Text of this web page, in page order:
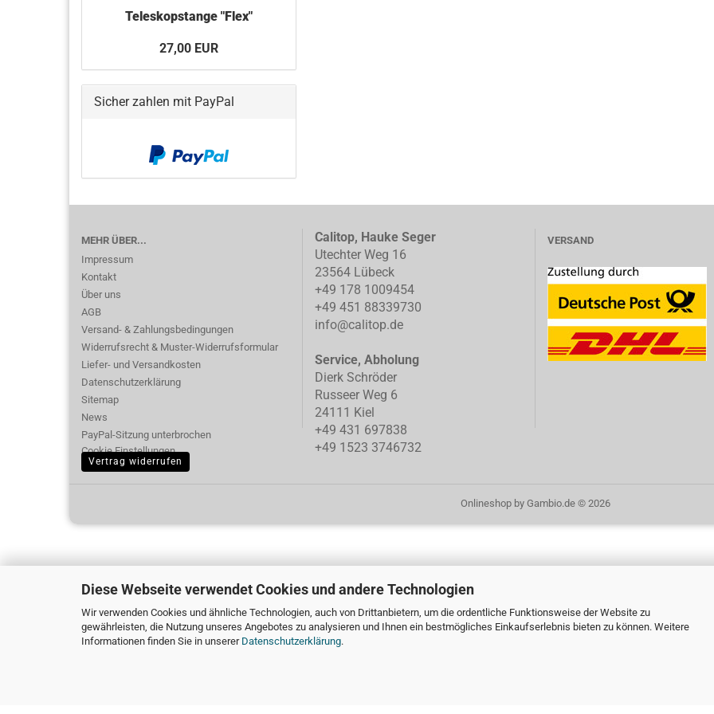
Diese Webseite verwendet Cookies und andere Technologien
Wir verwenden Cookies und ähnliche Technologien, auch von Drittanbietern, um die ordentliche Funktionsweise der Website zu
gewährleisten, die Nutzung unseres Angebotes zu analysieren und Ihnen ein bestmögliches Einkaufserlebnis bieten zu können. Weitere
Informationen finden Sie in unserer Datenschutzerklärung.
Teleskopstange "Flex"
27,00 EUR
Sicher zahlen mit PayPal
MEHR ÜBER...
Impressum
Kontakt
Über uns
AGB
Versand- & Zahlungsbedingungen
Widerrufsrecht & Muster-Widerrufsformular
Liefer- und Versandkosten
Datenschutzerklärung
Sitemap
News
PayPal-Sitzung unterbrochen
Cookie Einstellungen
Calitop, Hauke Seger
Utechter Weg 16
23564 Lübeck
+49 178 1009454
+49 451 88339730
info@calitop.de
Service, Abholung
Dierk Schröder
Russeer Weg 6
24111 Kiel
+49 431 697838
+49 1523 3746732
VERSAND
Vertrag widerrufen
Onlineshop by Gambio.de © 2026